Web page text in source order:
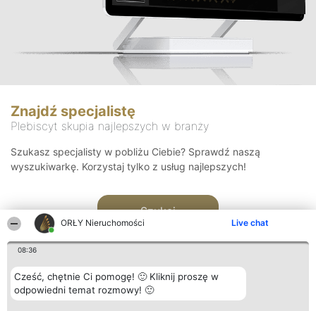
ORŁY Nieruchomości Live chat
08:36
Cześć, chętnie Ci pomogę! 🙂 Kliknij proszę w
odpowiedni temat rozmowy! 🙂
Znajdź specjalistę
Plebiscyt skupia najlepszych w branży
Szukasz specjalisty w pobliżu Ciebie? Sprawdź naszą
wyszukiwarkę. Korzystaj tylko z usług najlepszych!
Szukaj